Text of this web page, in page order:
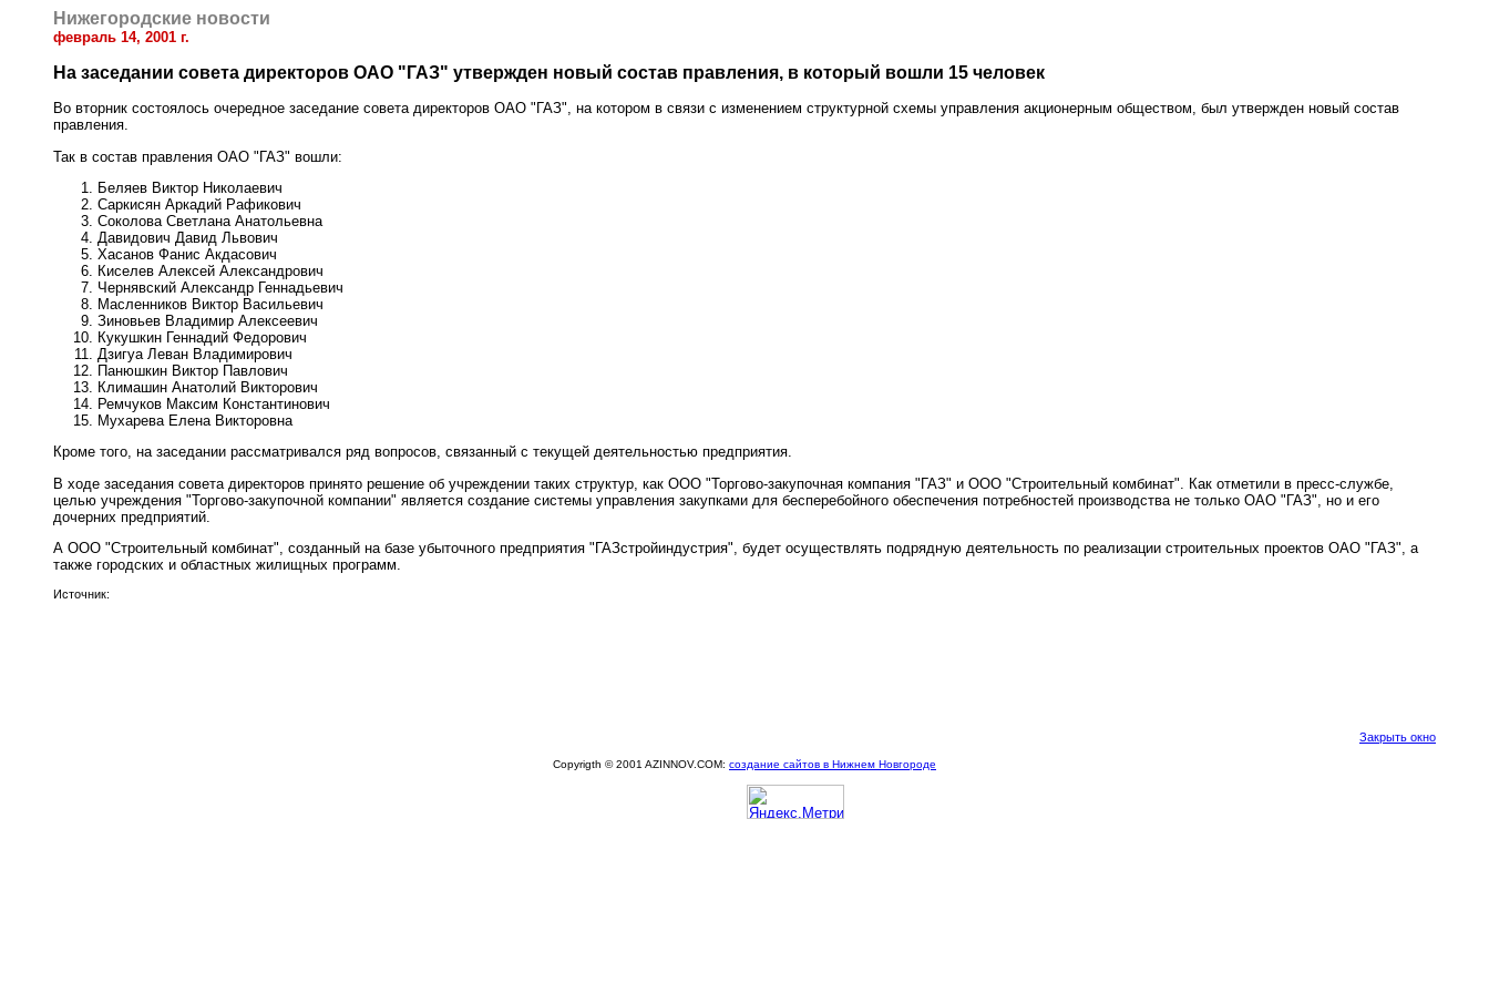
Нижегородские новости
февраль 14, 2001 г.
На заседании совета директоров ОАО "ГАЗ" утвержден новый состав правления, в который вошли 15 человек
Во вторник состоялось очередное заседание совета директоров ОАО "ГАЗ", на котором в связи с изменением структурной схемы управления акционерным обществом, был утвержден новый состав
правления.
Так в состав правления ОАО "ГАЗ" вошли:
Беляев Виктор Николаевич
Саркисян Аркадий Рафикович
Соколова Светлана Анатольевна
Давидович Давид Львович
Хасанов Фанис Акдасович
Киселев Алексей Александрович
Чернявский Александр Геннадьевич
Масленников Виктор Васильевич
Зиновьев Владимир Алексеевич
Кукушкин Геннадий Федорович
Дзигуа Леван Владимирович
Панюшкин Виктор Павлович
Климашин Анатолий Викторович
Ремчуков Максим Константинович
Мухарева Елена Викторовна
Кроме того, на заседании рассматривался ряд вопросов, связанный с текущей деятельностью предприятия.
В ходе заседания совета директоров принято решение об учреждении таких структур, как ООО "Торгово-закупочная компания "ГАЗ" и ООО "Строительный комбинат". Как отметили в пресс-службе,
целью учреждения "Торгово-закупочной компании" является создание системы управления закупками для бесперебойного обеспечения потребностей производства не только ОАО "ГАЗ", но и его
дочерних предприятий.
А ООО "Строительный комбинат", созданный на базе убыточного предприятия "ГАЗстройиндустрия", будет осуществлять подрядную деятельность по реализации строительных проектов ОАО "ГАЗ", а
также городских и областных жилищных программ.
Источник:
Закрыть окно
Copyrigth © 2001 AZINNOV.COM: создание сайтов в Нижнем Новгороде